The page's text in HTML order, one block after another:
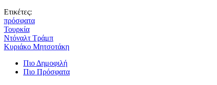
Ετικέτες:
πρόσφατα
Τουρκία
Ντόναλτ Τράμπ
Κυριάκο Μητσοτάκη
Πιο Δημοφιλή
Πιο Πρόσφατα